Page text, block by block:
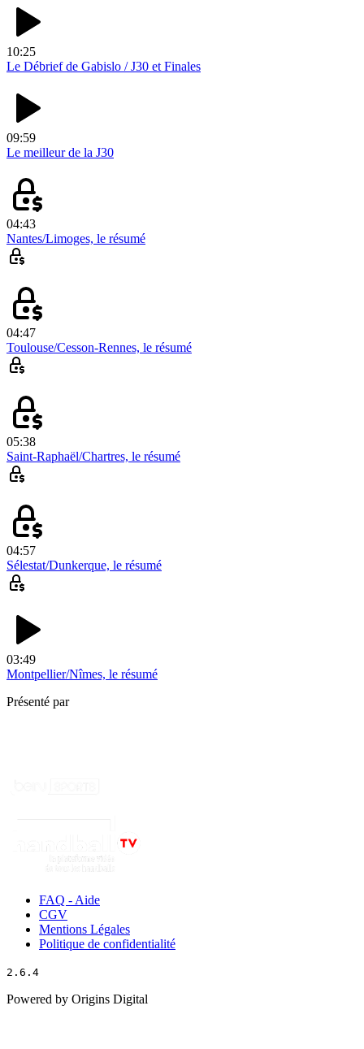
10:25
Le Débrief de Gabislo / J30 et Finales
09:59
Le meilleur de la J30
04:43
Nantes/Limoges, le résumé
04:47
Toulouse/Cesson-Rennes, le résumé
05:38
Saint-Raphaël/Chartres, le résumé
04:57
Sélestat/Dunkerque, le résumé
03:49
Montpellier/Nîmes, le résumé
Présenté par
FAQ - Aide
CGV
Mentions Légales
Politique de confidentialité
2.6.4
Powered by Origins Digital